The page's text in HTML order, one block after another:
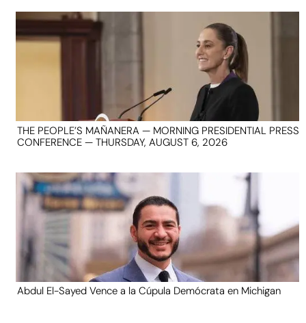
THE PEOPLE’S MAÑANERA — MORNING PRESIDENTIAL PRESS
CONFERENCE — THURSDAY, AUGUST 6, 2026
Abdul El-Sayed Vence a la Cúpula Demócrata en Michigan